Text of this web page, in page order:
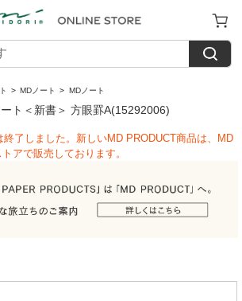
> MDノート > MDノート
ト＜新書＞ 方眼罫A(15292006)
了しました。新しいMD PRODUCT商品は、MD
アで販売しております。